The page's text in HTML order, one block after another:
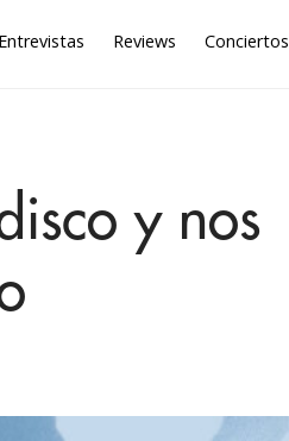
Entrevistas Reviews Conciertos
y nos